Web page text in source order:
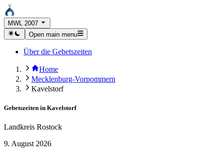
MWL 2007
Open main menu
Über die Gebetszeiten
Home
Mecklenburg-Vorpommern
Kavelstorf
Gebetszeiten in Kavelstorf
Landkreis Rostock
9. August 2026